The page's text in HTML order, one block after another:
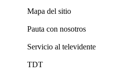
Mapa del sitio
Pauta con nosotros
Servicio al televidente
TDT